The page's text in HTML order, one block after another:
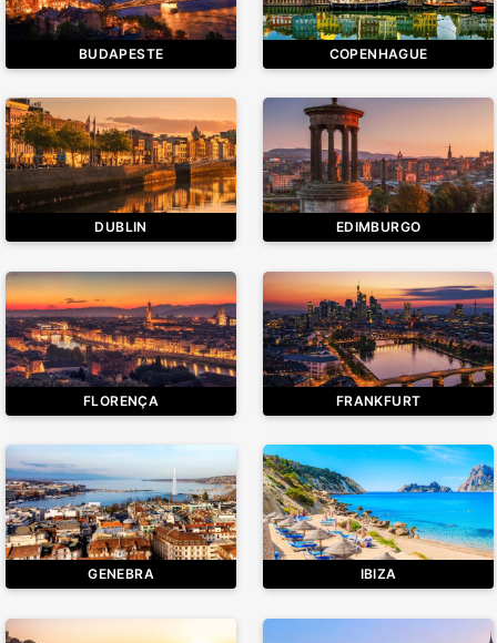
BUDAPESTE COPENHAGUE
DUBLIN EDIMBURGO
FLORENÇA FRANKFURT
GENEBRA IBIZA